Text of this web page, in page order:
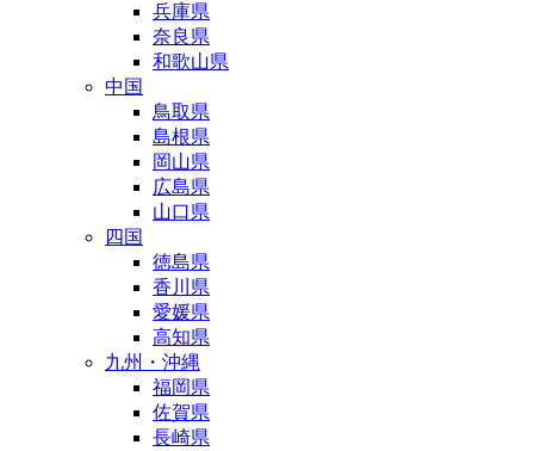
兵庫県
奈良県
和歌山県
中国
鳥取県
島根県
岡山県
広島県
山口県
四国
徳島県
香川県
愛媛県
高知県
九州・沖縄
福岡県
佐賀県
長崎県